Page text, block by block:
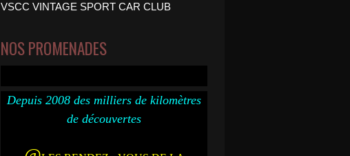
VSCC VINTAGE SPORT CAR CLUB
NOS PROMENADES
Depuis 2008 des milliers de kilomètres
de découvertes